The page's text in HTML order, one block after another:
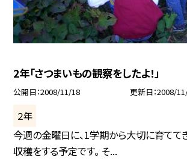
2年「さつまいもの観察をしたよ！」
公開日 2008/11/18 更新日 2008/
２年
今週の金曜日に、1学期から大切に育てて
収穫をする予定です。 そ...